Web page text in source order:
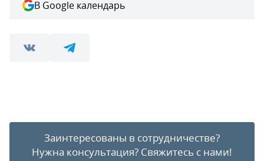
В Google календарь
Заинтересованы в сотрудничестве?
Нужна консультация? Свяжитесь с нами!